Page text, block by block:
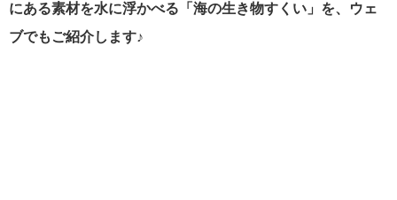
にある素材を水に浮かべる「海の生き物すくい」を、ウェ
ブでもご紹介します♪